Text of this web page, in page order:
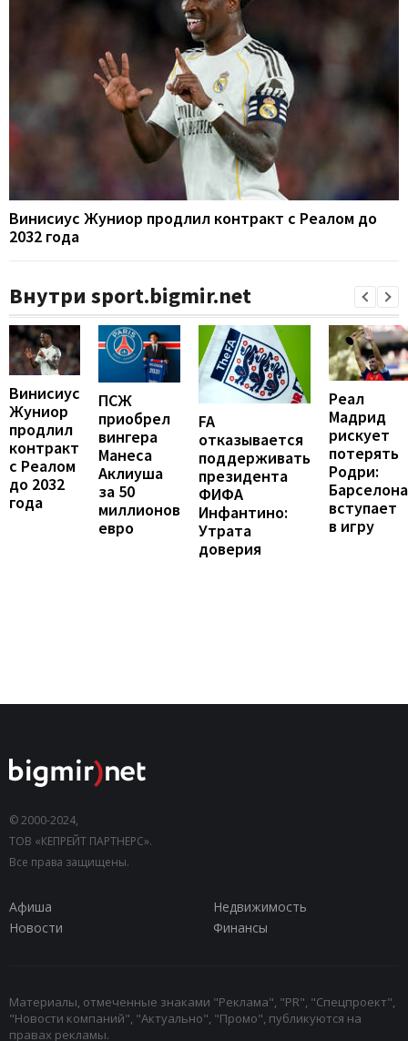
Винисиус Жуниор продлил контракт с Реалом до
2032 года
Внутри sport.bigmir.net
Винисиус
Жуниор
продлил
контракт
с Реалом
до 2032
года
ПСЖ
приобрел
вингера
Манеса
Аклиуша
за 50
миллионов
евро
FA
отказывается
поддерживать
президента
ФИФА
Инфантино:
Утрата
доверия
Реал
Мадрид
рискует
потерять
Родри:
Барселона
вступает
в игру
© 2000-2024,
ТОВ «КЕПРЕЙТ ПАРТНЕРС».
Все права защищены.
Афиша
Недвижимость
Новости
Финансы
Материалы, отмеченные знаками "Реклама", "PR", "Спецпроект",
"Новости компаний", "Актуально", "Промо", публикуются на
правах рекламы.